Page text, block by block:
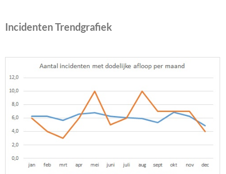
Incidenten Trendgrafiek